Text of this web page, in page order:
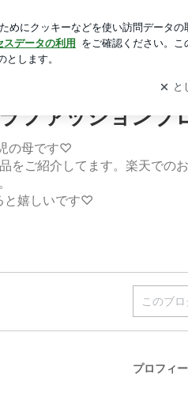
の高見え✕プチプラファッシ
ログイン
ファッションブ
の母です♡
ご紹介してます。楽天での
と嬉しいです♡
プロフィ